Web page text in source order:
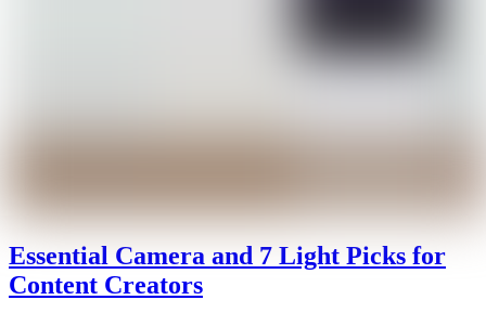
Essential Camera and 7 Light Picks for
Content Creators